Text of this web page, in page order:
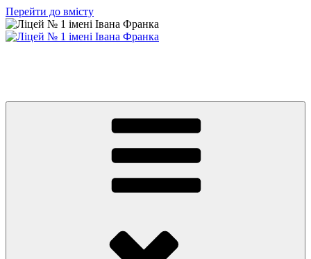
Перейти до вмісту